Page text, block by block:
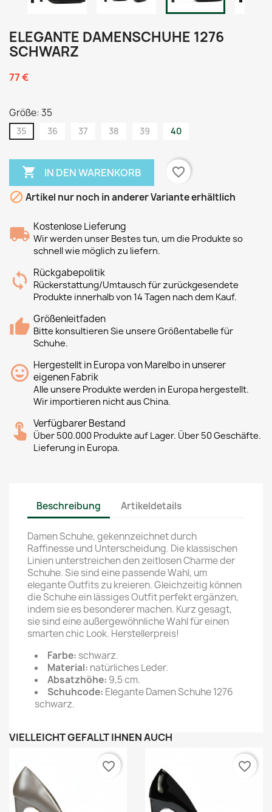
ELEGANTE DAMENSCHUHE 1276
SCHWARZ
77 €
Größe: 35
35 36 37 38 39 40
 IN DEN WARENKORB
favorite_border
 Artikel nur noch in anderer Variante erhältlich
Kostenlose Lieferung
Wir werden unser Bestes tun, um die Produkte so
schnell wie möglich zu liefern.
Rückgabepolitik
Rückerstattung/Umtausch für zurückgesendete
Produkte innerhalb von 14 Tagen nach dem Kauf.
Größenleitfaden
Bitte konsultieren Sie unsere Größentabelle für
Schuhe.
Hergestellt in Europa von Marelbo in unserer
eigenen Fabrik
Alle unsere Produkte werden in Europa hergestellt.
Wir importieren nicht aus China.
Verfügbarer Bestand
Über 500.000 Produkte auf Lager. Über 50 Geschäfte.
Lieferung in Europa.
Beschreibung Artikeldetails
Damen Schuhe, gekennzeichnet durch
Raffinesse und Unterscheidung. Die klassischen
Linien unterstreichen den zeitlosen Charme der
Schuhe. Sie sind eine passende Wahl, um
elegante Outfits zu kreieren. Gleichzeitig können
die Schuhe ein lässiges Outfit perfekt ergänzen,
indem sie es besonderer machen. Kurz gesagt,
sie sind eine außergewöhnliche Wahl für einen
smarten chic Look. Herstellerpreis!
Farbe: schwarz.
Material: natürliches Leder.
Absatzhöhe: 9,5 cm.
Schuhcode: Elegante Damen Schuhe 1276
schwarz.
VIELLEICHT GEFÄLLT IHNEN AUCH
favorite_border favorite_border